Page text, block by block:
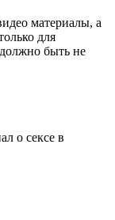
материалы, а
для
быть не
о сексе в